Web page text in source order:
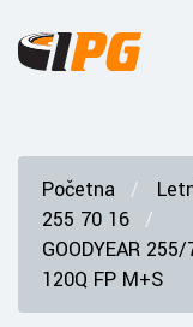
Početna
255 70 16
GOODYEAR
120Q FP M+S